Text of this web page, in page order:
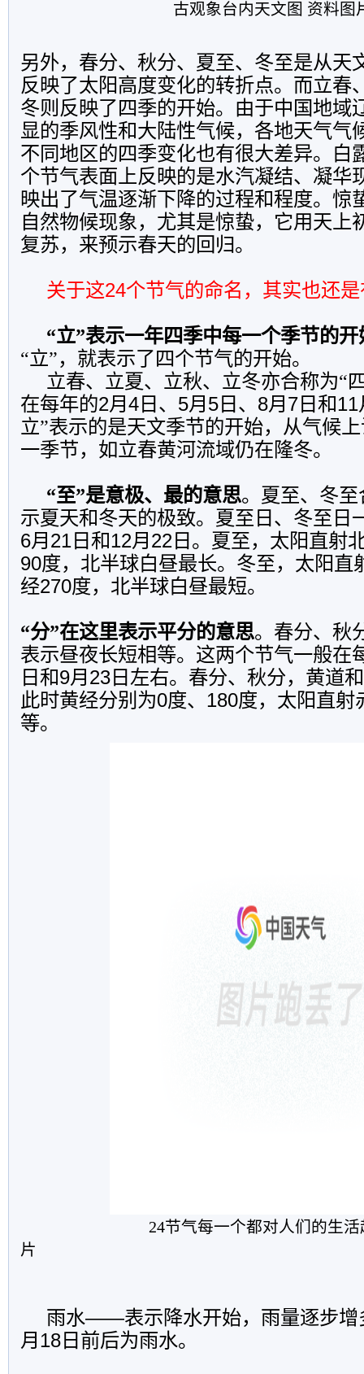
古观象台内天文图 资料图
另外，春分、秋分、夏至、冬至是从天
反映了太阳高度变化的转折点。而立春
冬则反映了四季的开始。由于中国地域
显的季风性和大陆性气候，各地天气气
不同地区的四季变化也有很大差异。白
个节气表面上反映的是水汽凝结、凝华
映出了气温逐渐下降的过程和程度。惊
自然物候现象，尤其是惊蛰，它用天上
复苏，来预示春天的回归。
关于这24个节气的命名，其实也还
“立”表示一年四季中每一个季节的开
“立”，就表示了四个节气的开始。
立春、立夏、立秋、立冬亦合称为“
在每年的2月 4 日 、 5月 5 日 、 8月 7 日和11
立”表示的是天文季节的开始，从气候
一季节，如立春黄河流域仍在隆冬。
“至”是意极、最的意思。夏至、冬至
示夏天和冬天的极致。夏至日、冬至日
6月 21 日和12月 22 日 。夏至，太阳直射
90度，北半球白昼最长。冬至，太阳直
经270度，北半球白昼最短。
“分”在这里表示平分的意思。春分、秋
表示昼夜长短相等。这两个节气一般在
日和9月 23 日 左右。春分、秋分，黄道
此时黄经分别为0度、 180度，太阳直射
等。
24节气每一个都对人们的生
片
雨水——表示降水开始，雨量逐步
月 18 日前后为雨水。